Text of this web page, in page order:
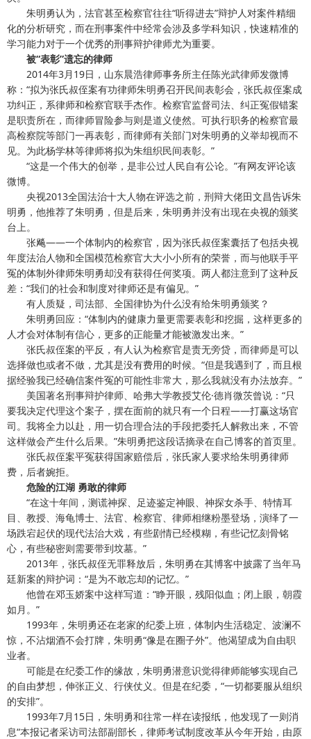
朱明勇认为，法官甚至检察官往往“听得进去”辩护人对案件精细
化的分析研究，而在刑事案件中经常会涉及多学科知识，快速精准的
学习能力对于一个优秀的刑事辩护律师尤为重要。
被“表彰”遗忘的律师
2014年3月19日，山东晨浩律师事务所主任陈光武律师发微博
称：“拟为张氏叔侄案有功律师朱明勇召开民间表彰会，张氏叔侄案成
功纠正，系律师和检察官联手杰作。检察官监督司法、纠正冤假错案
是职责所在，而律师冒险参与则是道义使然。可执行职务的检察官最
高检察院等部门一再表彰，而律师有关部门对朱明勇的义举却视而不
见。为此杨学林等律师将拟为朱组织民间表彰。”
“这是一个伟大的创举，是非公过人民自有公论。”有网友评论该
微博。
央视2013全国法治十大人物在评选之前，刑辩大佬田文昌告诉朱
明勇，他推荐了朱明勇，但是后来，朱明勇并没有出现在央视的颁奖
台上。
张飚——一个体制内的检察官，因为张氏叔侄案囊括了包括央视
年度法治人物和全国模范检察官大大小小所有的荣誉，而与他联手平
冤的体制外律师朱明勇却没有获得任何奖项。两人都注意到了这种反
差：“我们的社会和制度对律师还是有偏见。”
有人质疑，司法部、全国律协为什么没有给朱明勇颁奖？
朱明勇回应：“体制内的健康力量更需要表彰和挖掘，这样更多的
人才会对体制有信心，更多的正能量才能被激发出来。”
张氏叔侄案的平反，有人认为检察官是责无旁贷，而律师是可以
选择做也或者不做，尤其是没有费用的时候。“但是我遇到了，而且根
据经验我已经确信案件冤的可能性非常大，那么我就没有办法放弃。”
美国著名刑事辩护律师、哈弗大学教授艾伦·德肖微茨曾说：“只
要我决定代理这个案子，摆在面前的就只有一个日程——打赢这场官
司。我将全力以赴，用一切合理合法的手段把委托人解救出来，不管
这样做会产生什么后果。”朱明勇把这段话摘录在自己博客的首页里。
张氏叔侄案平冤获得国家赔偿后，张氏家人要求给朱明勇律师
费，后者婉拒。
危险的江湖 勇敢的律师
“在这十年间，测谎神探、足迹鉴定神眼、神探女杀手、特情耳
目、教授、海龟博士、法官、检察官、律师相继粉墨登场，演绎了一
场跌宕起伏的现代法治大戏，有些剧情已经模糊，有些记忆刻骨铭
心，有些秘密则需要带到坟墓。”
2013年，张氏叔侄无罪释放后，朱明勇在其博客中披露了当年马
廷新案的辩护词：“是为不敢忘却的记忆。”
他曾在邓玉娇案中这样写道：“睁开眼，残阳似血；闭上眼，朝霞
如月。”
1993年，朱明勇还在老家的纪委上班，体制内生活稳定、波澜不
惊，不沾烟酒不会打牌，朱明勇“像是在圈子外”。他渴望成为自由职
业者。
可能是在纪委工作的缘故，朱明勇潜意识觉得律师能够实现自己
的自由梦想，伸张正义、行侠仗义。但是在纪委，“一切都要服从组织
的安排”。
1993年7月15日，朱明勇和往常一样在读报纸，他发现了一则消
息“本报记者采访司法部副部长，律师考试制度改革从今年开始，由原